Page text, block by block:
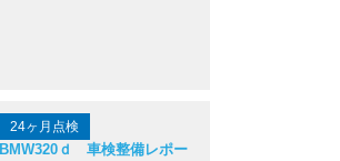
24ヶ月点検
BMW320ｄ 車検整備レポー